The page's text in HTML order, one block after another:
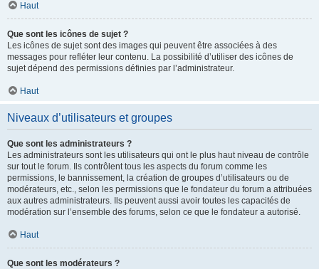
Haut
Que sont les icônes de sujet ?
Les icônes de sujet sont des images qui peuvent être associées à des
messages pour refléter leur contenu. La possibilité d’utiliser des icônes de
sujet dépend des permissions définies par l’administrateur.
Haut
Niveaux d’utilisateurs et groupes
Que sont les administrateurs ?
Les administrateurs sont les utilisateurs qui ont le plus haut niveau de contrôle
sur tout le forum. Ils contrôlent tous les aspects du forum comme les
permissions, le bannissement, la création de groupes d’utilisateurs ou de
modérateurs, etc., selon les permissions que le fondateur du forum a attribuées
aux autres administrateurs. Ils peuvent aussi avoir toutes les capacités de
modération sur l’ensemble des forums, selon ce que le fondateur a autorisé.
Haut
Que sont les modérateurs ?